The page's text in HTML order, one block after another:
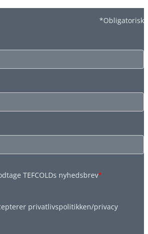
*Obligatorisk
TEFCOLDs nyhedsbrev*
privatlivspolitikken/privacy